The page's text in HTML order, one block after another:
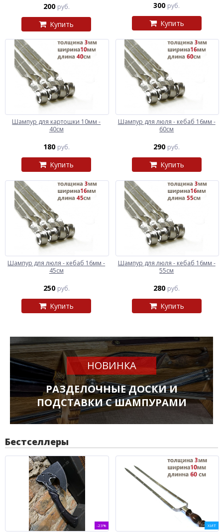
200 руб.
Купить
300 руб.
Купить
Шампур для картошки 10мм -
40см
180 руб.
Купить
Шампур для люля - кебаб 16мм -
60см
290 руб.
Купить
Шампур для люля - кебаб 16мм -
45см
250 руб.
Купить
Шампур для люля - кебаб 16мм -
55см
280 руб.
Купить
НОВИНКА
РАЗДЕЛОЧНЫЕ ДОСКИ И
ПОДСТАВКИ С ШАМПУРАМИ
Бестселлеры
-23% ХИТ